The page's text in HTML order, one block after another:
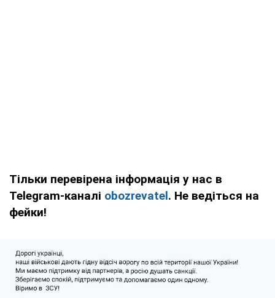
Тільки перевірена інформація у нас в
Telegram-каналі obozrevatel. Не ведіться на
фейки!